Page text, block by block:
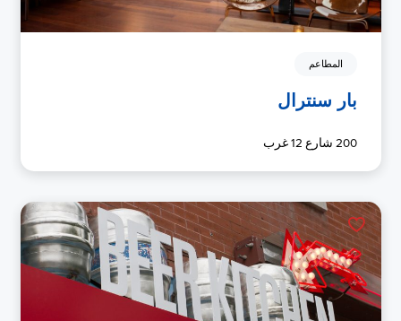
المطاعم
بار سنترال
200 شارع 12 غرب